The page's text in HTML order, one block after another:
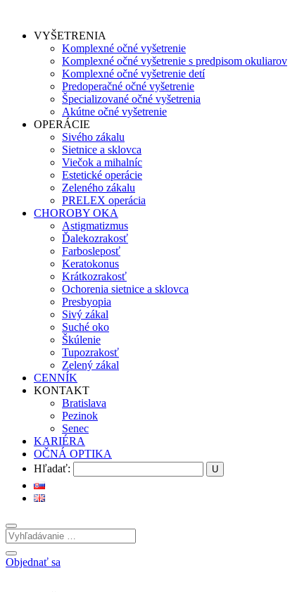
VYŠETRENIA
Komplexné očné vyšetrenie
Komplexné očné vyšetrenie s predpisom okuliarov
Komplexné očné vyšetrenie detí
Predoperačné očné vyšetrenie
Špecializované očné vyšetrenia
Akútne očné vyšetrenie
OPERÁCIE
Sivého zákalu
Sietnice a sklovca
Viečok a mihalníc
Estetické operácie
Zeleného zákalu
PRELEX operácia
CHOROBY OKA
Astigmatizmus
Ďalekozrakosť
Farbosleposť
Keratokonus
Krátkozrakosť
Ochorenia sietnice a sklovca
Presbyopia
Sivý zákal
Suché oko
Škúlenie
Tupozrakosť
Zelený zákal
CENNÍK
KONTAKT
Bratislava
Pezinok
Senec
KARIÉRA
OČNÁ OPTIKA
Hľadať:
Objednať sa